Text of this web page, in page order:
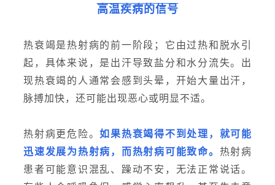
高温疾病的信号
热衰竭是 热射病的前一阶段；它由过热和脱水引
起，具体来说，是出汗导致盐分和水分流失。出
现热衰竭的人通常会感到头晕，开始大量出汗，
脉搏加快，还可能出现恶心或明显不适。
热射病更危险。如果热衰竭得不到处理，就可能
迅速发展为热射病，而热射病可能致命。 热射病
患者可能意识混乱、躁动不安，无法正常说话。